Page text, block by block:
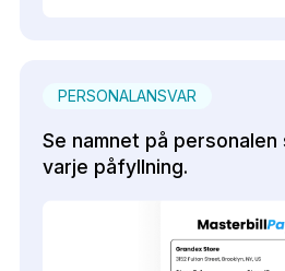
PERSONALANSVAR
Se namnet på
varje påfyllning.